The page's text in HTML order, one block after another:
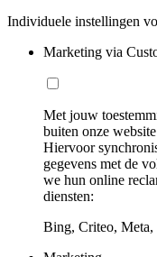
Individuele instellingen
Marketing via
Met jouw
buiten onze
Hiervoor
gegevens met de
we hun online
diensten:
Bing, Criteo,